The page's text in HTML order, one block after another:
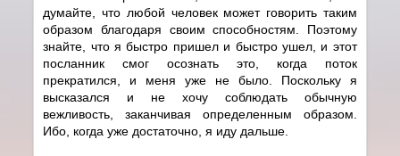
думайте, что любой человек может говорить таким
образом благодаря своим способностям. Поэтому
знайте, что я быстро пришел и быстро ушел, и этот
посланник смог осознать это, когда поток
прекратился, и меня уже не было. Поскольку я
высказался и не хочу соблюдать обычную
вежливость, заканчивая определенным образом.
Ибо, когда уже достаточно, я иду дальше.